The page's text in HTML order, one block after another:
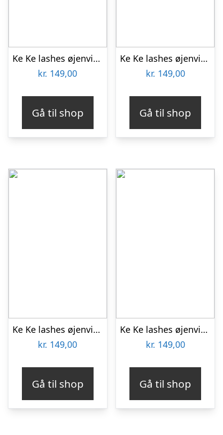
Ke Ke lashes øjenvipper Mathilde gennemsigtig bånd
kr. 149,00
Gå til shop
Ke Ke lashes øjenvipper Petra gennemsigtig bånd
kr. 149,00
Gå til shop
Ke Ke lashes øjenvipper Bella usynlig bånd
kr. 149,00
Gå til shop
Ke Ke lashes øjenvipper Carmen usynlig bånd
kr. 149,00
Gå til shop